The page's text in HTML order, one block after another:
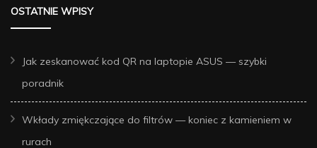
OSTATNIE WPISY
Jak zeskanować kod QR na laptopie ASUS — szybki
poradnik
Wkłady zmiękczające do filtrów — koniec z kamieniem w
rurach